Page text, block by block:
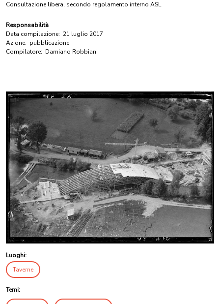
Consultazione libera, secondo regolamento interno ASL
Responsabilità
Data compilazione: 21 luglio 2017
Azione: pubblicazione
Compilatore: Damiano Robbiani
Luoghi:
Taverne
Temi: